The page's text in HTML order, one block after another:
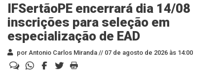
IFSertãoPE encerrará dia 14/08
inscrições para seleção em
especialização de EAD
por Antonio Carlos Miranda // 07 de agosto de 2026 às 14:00